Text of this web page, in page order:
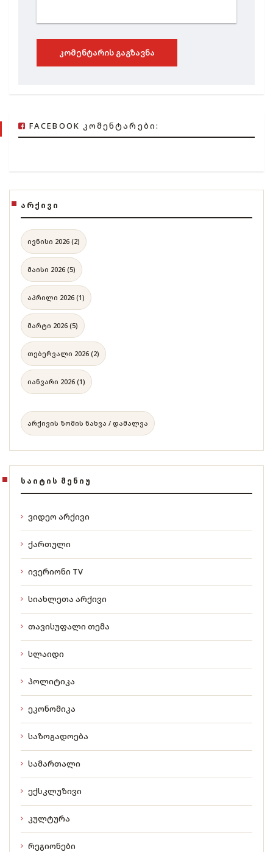
ᲙᲝᲛᲔᲜᲢᲐᲠᲘᲡ ᲒᲐᲒᲖᲐᲕᲜᲐ
FACEBOOK ᲙᲝᲛᲔᲜᲢᲐᲠᲔᲑᲘ:
ᲐᲠᲥᲘᲕᲘ
ივნისი 2026 (2)
მაისი 2026 (5)
აპრილი 2026 (1)
მარტი 2026 (5)
თებერვალი 2026 (2)
იანვარი 2026 (1)
არქივის ზომის ნახვა / დამალვა
ᲡᲐᲘᲢᲘᲡ ᲛᲔᲜᲘᲣ
ვიდეო არქივი
ქართული
ივერიონი TV
სიახლეთა არქივი
თავისუფალი თემა
სლაიდი
პოლიტიკა
ეკონომიკა
საზოგადოება
სამართალი
ექსკლუზივი
კულტურა
რეგიონები